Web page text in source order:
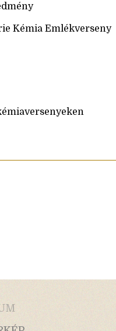
Kémia Emlékverseny